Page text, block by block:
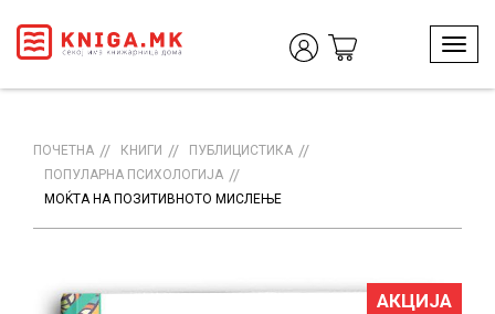
T
o
g
v
g
ПОЧЕТНА КНИГИ
ПУБЛИЦИСТИКА
ПОПУЛАРНА ПСИХОЛОГИЈА
МОЌТА НА ПОЗИТИВНОТО МИСЛЕЊЕ
АКЦИЈА